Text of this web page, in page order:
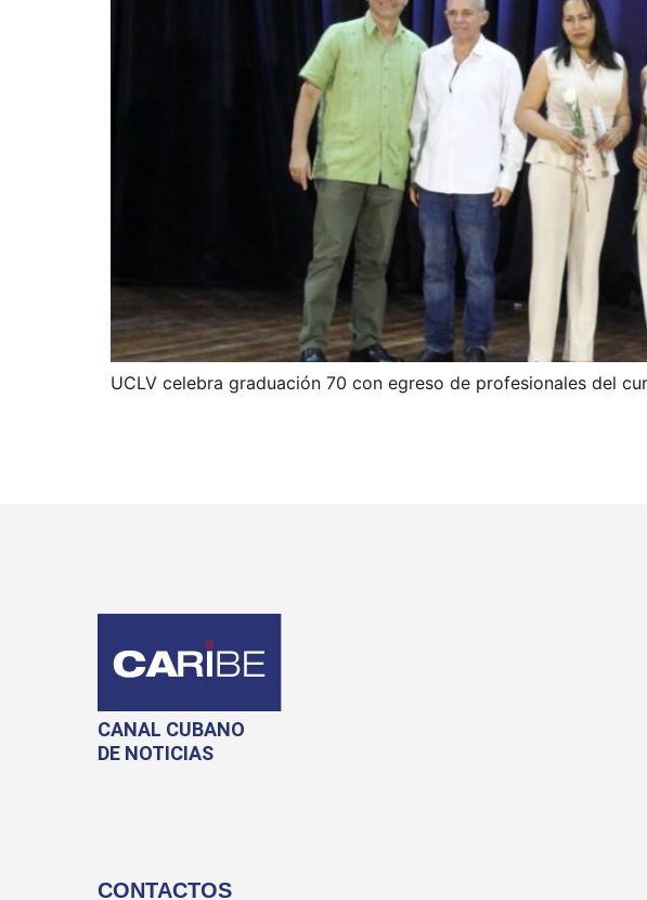
UCLV celebra graduación 70 con egreso de profesionales del
CANAL CUBANO
DE NOTICIAS
CONTACTOS